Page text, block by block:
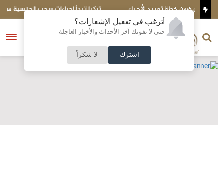
أترغب في تفعيل الإشعارات؟
حتى لا تفوتك آخر الأحداث والأخبار العاجلة
اشترك لا شكراً
تركيا تبدأ إجراءات سحب الجنسية من مستثمرين أجانب
ملفاتهم
فتح
الناشر و رئيس التحرير
النسخة الكاملة